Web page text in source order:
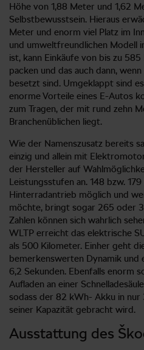
Höhe von 1,88 Meter und 1,62
Selbstbewusstsein. Hieraus
Meter und enorm viel Platz im
und umweltfreundlichen Modell
ist, kann Einkäufe von bis zu
packen und das auch dann,
besetzt sind. Umgeklappt sind
enorme Vorteile eines E-Autos
zum Tragen, der mit rund zehn
Branchenüblichen liegt.
Wie der Namenszusatz bereits
einzig und allein mit
der Hersteller auf
Leistungsstufen an. 148 bzw.
Hinterradantrieb möglich und
möchte, bringt sogar 265 oder
Zahlen können sich wahrlich
WLTP erreicht das elektrische
als 500 Kilometer. Einher geht
bemerkenswerten Dynamik und
6,2 Sekunden. Ebenfalls enorm
Aufladen an einer
sodass der 82 kWh- Akku in
seiner Kapazität gebracht wird.
Ausstattung des